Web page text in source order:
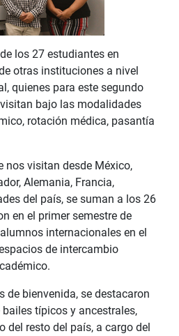
los 27 estudiantes en
otras instituciones a nivel
quienes para este segundo
bajo las modalidades
rotación médica, pasantía
nos visitan desde México,
Alemania, Francia,
del país, se suman a los 26
en el primer semestre de
internacionales en el
de intercambio
de bienvenida, se destacaron
típicos y ancestrales,
del resto del país, a cargo del